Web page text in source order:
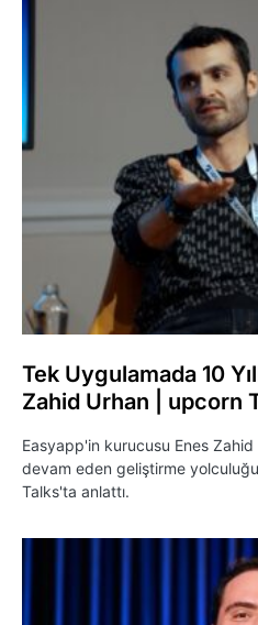
Tek Uygulamada 10
Zahid Urhan | upcorn
Easyapp'in kurucusu Enes Zahid
devam eden geliştirme
Talks'ta anlattı.